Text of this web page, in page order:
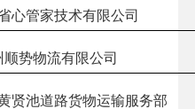
心管家技术有限公司
顺势物流有限公司
贤池道路货物运输服务部